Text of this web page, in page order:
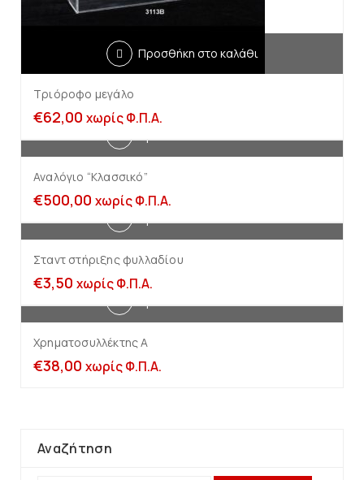
Προσθήκη στο καλάθι
Τριόροφο μεγάλο
€62,00 χωρίς Φ.Π.Α.
Αναλόγιο “Κλασσικό”
€500,00 χωρίς Φ.Π.Α.
Σταντ στήριξης φυλλαδίου
€3,50 χωρίς Φ.Π.Α.
Χρηματοσυλλέκτης A
€38,00 χωρίς Φ.Π.Α.
Αναζήτηση